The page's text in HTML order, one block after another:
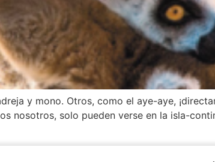
y mono. Otros, como el aye-aye,
nosotros, solo pueden verse en la isla-